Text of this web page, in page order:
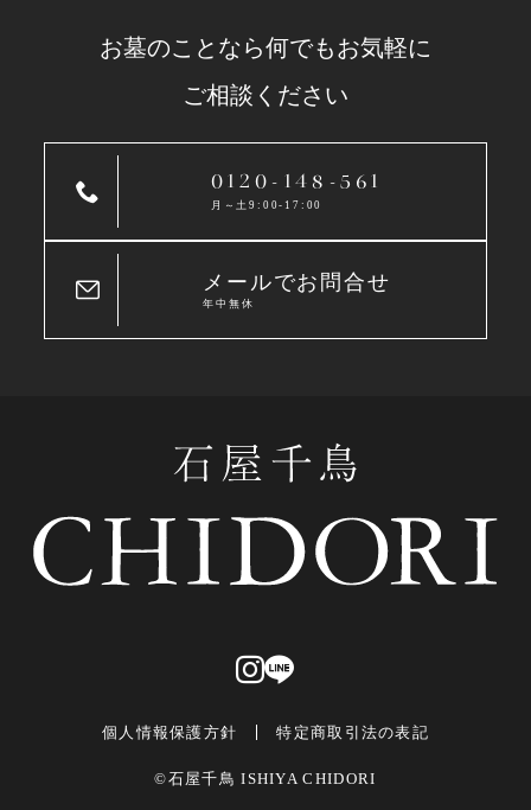
お墓のことなら何でもお気軽に
ご相談ください
0120-148-561
月～土9:00-17:00
メールでお問合せ
年中無休
個人情報保護方針 特定商取引法の表記
©石屋千鳥 ISHIYA CHIDORI